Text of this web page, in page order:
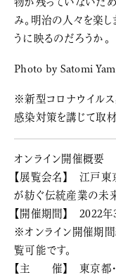
み。明治の人々を楽
うに映るのだろうか。
Photo by Satomi
※新型コロナウイル
感染対策を講じて取材
オンライン開催概要
【展覧会名】 江戸東
が紡ぐ伝統産業の未
【開催期間】 2022年
※オンライン開催期
覧可能です。
【主 催】 東京都・